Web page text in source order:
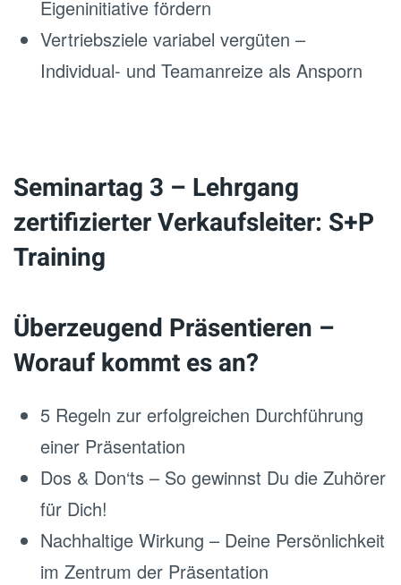
Eigeninitiative fördern
Vertriebsziele variabel vergüten –
Individual- und Teamanreize als Ansporn
Seminartag 3 – Lehrgang
zertifizierter Verkaufsleiter: S+P
Training
Überzeugend Präsentieren –
Worauf kommt es an?
5 Regeln zur erfolgreichen Durchführung
einer Präsentation
Dos & Don‘ts – So gewinnst Du die Zuhörer
für Dich!
Nachhaltige Wirkung – Deine Persönlichkeit
im Zentrum der Präsentation